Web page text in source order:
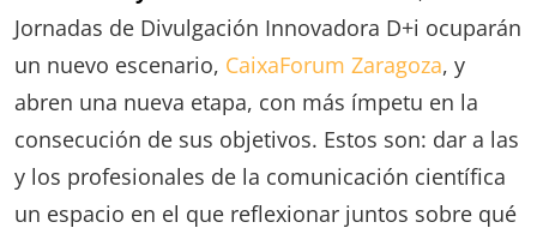
Jornadas de Divulgación Innovadora D+i ocuparán
un nuevo escenario, CaixaForum Zaragoza, y
abren una nueva etapa, con más ímpetu en la
consecución de sus objetivos. Estos son: dar a las
y los profesionales de la comunicación científica
un espacio en el que reflexionar juntos sobre qué